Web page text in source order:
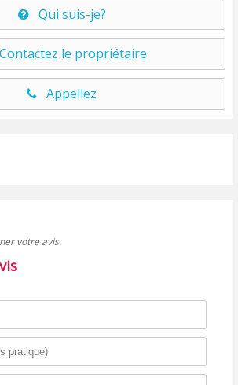
Qui suis-je?
le propriétaire
Appellez
votre avis.